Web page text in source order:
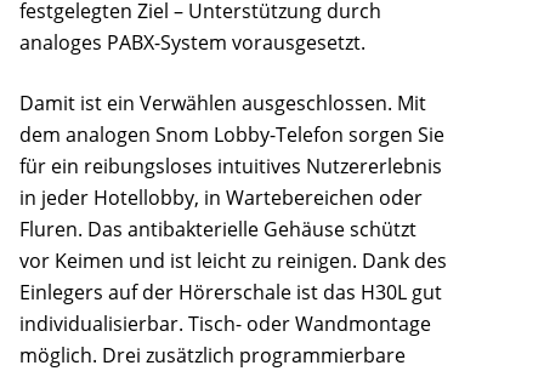
festgelegten Ziel – Unterstützung durch
analoges PABX-System vorausgesetzt.
Damit ist ein Verwählen ausgeschlossen. Mit
dem analogen Snom Lobby-Telefon sorgen Sie
für ein reibungsloses intuitives Nutzererlebnis
in jeder Hotellobby, in Wartebereichen oder
Fluren. Das antibakterielle Gehäuse schützt
vor Keimen und ist leicht zu reinigen. Dank des
Einlegers auf der Hörerschale ist das H30L gut
individualisierbar. Tisch- oder Wandmontage
möglich. Drei zusätzlich programmierbare